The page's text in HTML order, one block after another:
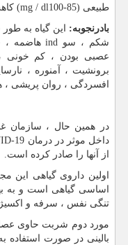
طبیعی (85-100
mg / dl
)
بادرنجوبه: این گیاه به
شکم ، سو indهاضمه ،
عصبی بودن ، کم
برونشیت ، آمنوره ،
افسردگی ، روان پریشی
در همین حال ، سازمان
داخل موثر در درمان 19
از آنها را صادر کرده است.
اولین داروی گیاهی
اساسی گیاهی است و به
تنگی نفس ، سرفه و
مورد دوم شربت حاوی
بالینی در صورت استفاده